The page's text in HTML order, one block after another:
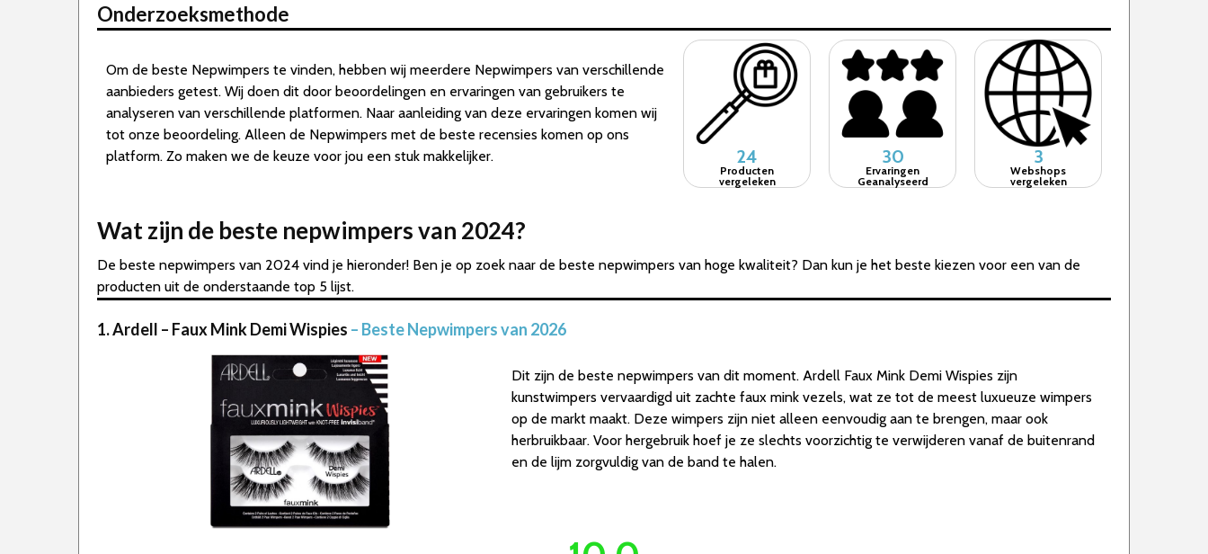
Onderzoeksmethode
Om de beste Nepwimpers te vinden, hebben wij meerdere Nepwimpers van verschillende
aanbieders getest. Wij doen dit door beoordelingen en ervaringen van gebruikers te
analyseren van verschillende platformen. Naar aanleiding van deze ervaringen komen wij
tot onze beoordeling. Alleen de Nepwimpers met de beste recensies komen op ons
platform. Zo maken we de keuze voor jou een stuk makkelijker.
24
Producten
vergeleken
30
Ervaringen
Geanalyseerd
3
Webshops
vergeleken
Wat zijn de beste nepwimpers van 2024?
De beste nepwimpers van 2024 vind je hieronder! Ben je op zoek naar de beste nepwimpers van hoge kwaliteit? Dan kun je het beste kiezen voor een van de
producten uit de onderstaande top 5 lijst.
1. Ardell – Faux Mink Demi Wispies – Beste Nepwimpers van 2026
Dit zijn de beste nepwimpers van dit moment. Ardell Faux Mink Demi Wispies zijn
kunstwimpers vervaardigd uit zachte faux mink vezels, wat ze tot de meest luxueuze wimpers
op de markt maakt. Deze wimpers zijn niet alleen eenvoudig aan te brengen, maar ook
herbruikbaar. Voor hergebruik hoef je ze slechts voorzichtig te verwijderen vanaf de buitenrand
en de lijm zorgvuldig van de band te halen.